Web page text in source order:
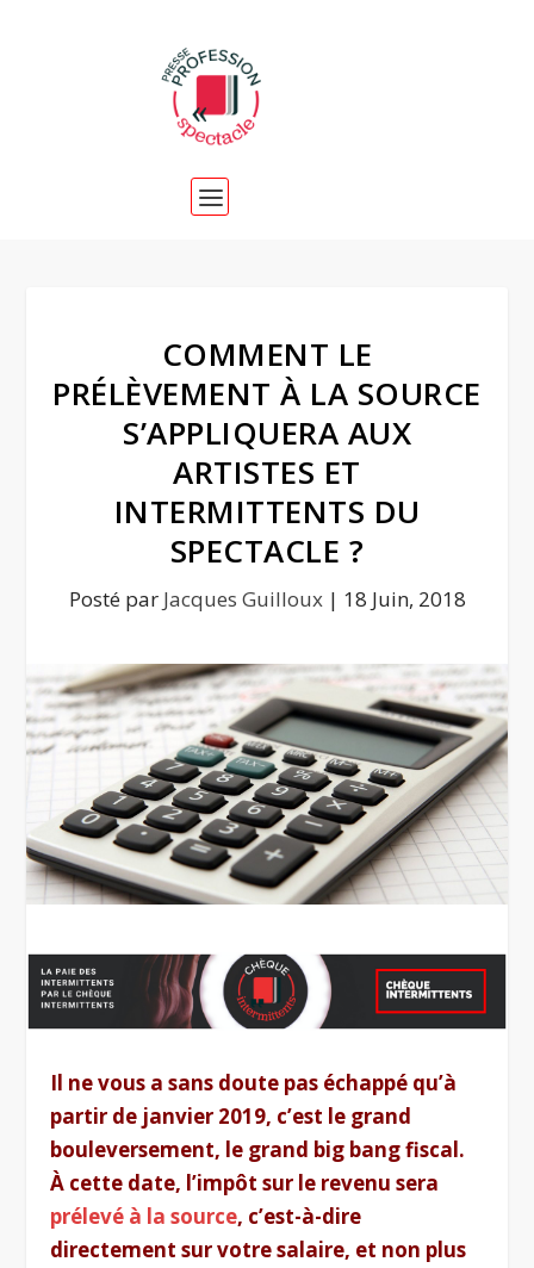
COMMENT LE
PRÉLÈVEMENT À LA SOURCE
S’APPLIQUERA AUX
ARTISTES ET
INTERMITTENTS DU
SPECTACLE ?
Posté par Jacques Guilloux| 18 Juin, 2018
Il ne vous a sans doute pas échappé qu’à
partir de janvier 2019, c’est le grand
bouleversement, le grand big bang fiscal.
À cette date, l’impôt sur le revenu sera
prélevé à la source, c’est-à-dire
directement sur votre salaire, et non plus